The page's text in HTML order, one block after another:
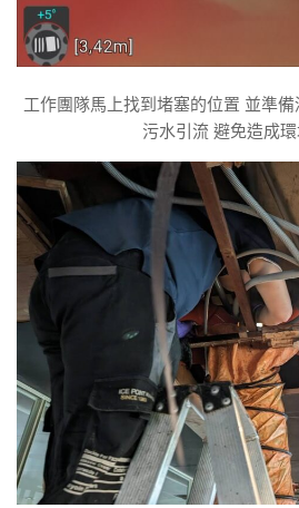
工作團隊馬上找到堵塞的位置 並準
污水引流 避免造成